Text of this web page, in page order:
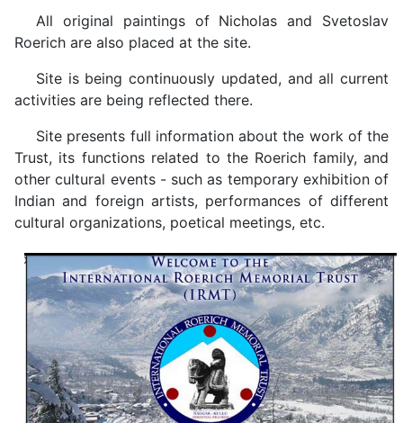
All original paintings of Nicholas and Svetoslav
Roerich are also placed at the site.
Site is being continuously updated, and all current
activities are being reflected there.
Site presents full information about the work of the
Trust, its functions related to the Roerich family, and
other cultural events - such as temporary exhibition of
Indian and foreign artists, performances of different
cultural organizations, poetical meetings, etc.